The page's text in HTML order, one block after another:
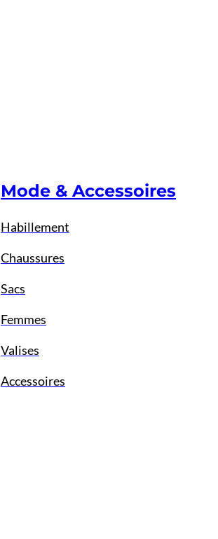
Mode & Accessoires
Habillement
Chaussures
Sacs
Femmes
Valises
Accessoires